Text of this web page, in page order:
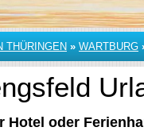
THÜRINGEN » WARTBURG
Hotel oder